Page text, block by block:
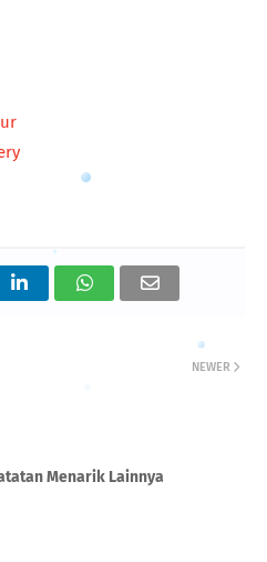
NEWER
Menarik Lainnya